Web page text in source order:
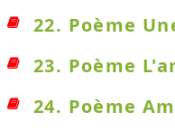
22. Poème
23. Poème
24. Poème